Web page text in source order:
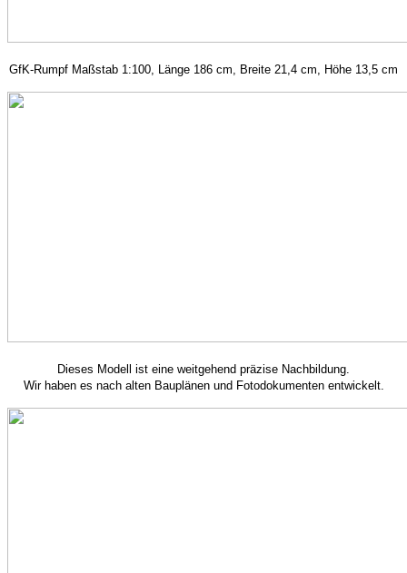
GfK-Rumpf Maßstab 1:100, Länge 186 cm, Breite 21,4 cm, Höhe 13,5 cm
Dieses Modell ist eine weitgehend präzise Nachbildung.
Wir haben es nach alten Bauplänen und Fotodokumenten entwickelt.